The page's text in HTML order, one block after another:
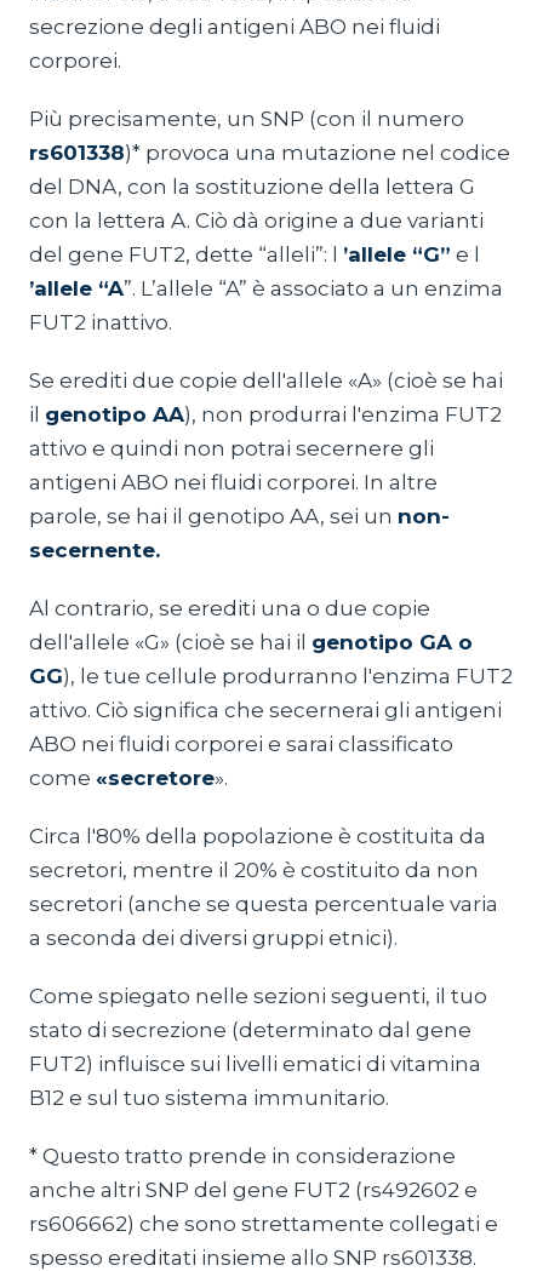
secrezione degli antigeni ABO nei fluidi
corporei.
Più precisamente, un SNP (con il numero
rs601338)* provoca una mutazione nel codice
del DNA, con la sostituzione della lettera G
con la lettera A. Ciò dà origine a due varianti
del gene FUT2, dette “alleli”: l ’allele “G” e l
’allele “A”. L’allele “A” è associato a un enzima
FUT2 inattivo.
Se erediti due copie dell'allele «A» (cioè se hai
il genotipo AA), non produrrai l'enzima FUT2
attivo e quindi non potrai secernere gli
antigeni ABO nei fluidi corporei. In altre
parole, se hai il genotipo AA, sei un non-
secernente.
Al contrario, se erediti una o due copie
dell'allele «G» (cioè se hai il genotipo GA o
GG), le tue cellule produrranno l'enzima FUT2
attivo. Ciò significa che secernerai gli antigeni
ABO nei fluidi corporei e sarai classificato
come «secretore».
Circa l'80% della popolazione è costituita da
secretori, mentre il 20% è costituito da non
secretori (anche se questa percentuale varia
a seconda dei diversi gruppi etnici).
Come spiegato nelle sezioni seguenti, il tuo
stato di secrezione (determinato dal gene
FUT2) influisce sui livelli ematici di vitamina
B12 e sul tuo sistema immunitario.
* Questo tratto prende in considerazione
anche altri SNP del gene FUT2 (rs492602 e
rs606662) che sono strettamente collegati e
spesso ereditati insieme allo SNP rs601338.